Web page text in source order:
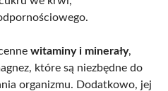
witaminy i minerały,
które są niezbędne do
organizmu. Dodatkowo, jej